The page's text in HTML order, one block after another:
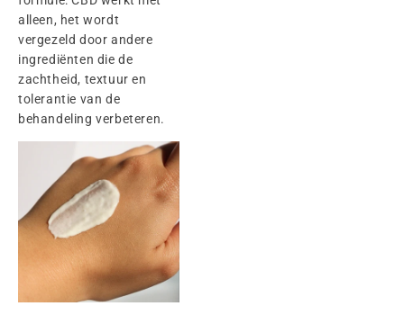
alleen, het wordt
vergezeld door andere
ingrediënten die de
zachtheid, textuur en
tolerantie van de
behandeling verbeteren.